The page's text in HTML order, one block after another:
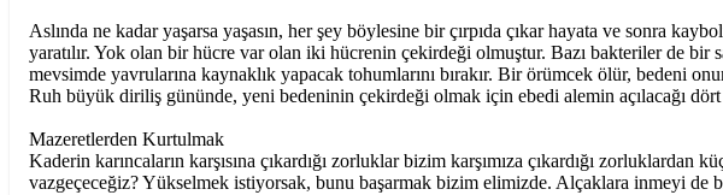
Aslında ne kadar yaşarsa yaşasın, her şey böylesine bir çırpıda çıkar hayata ve sonra
yaratılır. Yok olan bir hücre var olan iki hücrenin çekirdeği olmuştur. Bazı bakteriler de
mevsimde yavrularına kaynaklık yapacak tohumlarını bırakır. Bir örümcek ölür, bedeni
Ruh büyük diriliş gününde, yeni bedeninin çekirdeği olmak için ebedi alemin açılacağı
Mazeretlerden Kurtulmak
Kaderin karıncaların karşısına çıkardığı zorluklar bizim karşımıza çıkardığı
vazgeçeceğiz? Yükselmek istiyorsak, bunu başarmak bizim elimizde. Alçaklara inmeyi de